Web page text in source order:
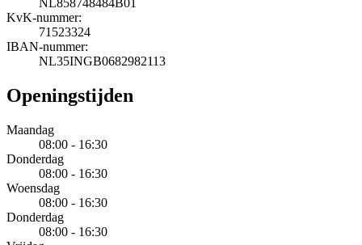
NL858748484B01
KvK-nummer:
71523324
IBAN-nummer:
NL35INGB0682982113
Openingstijden
Maandag
08:00 - 16:30
Donderdag
08:00 - 16:30
Woensdag
08:00 - 16:30
Donderdag
08:00 - 16:30